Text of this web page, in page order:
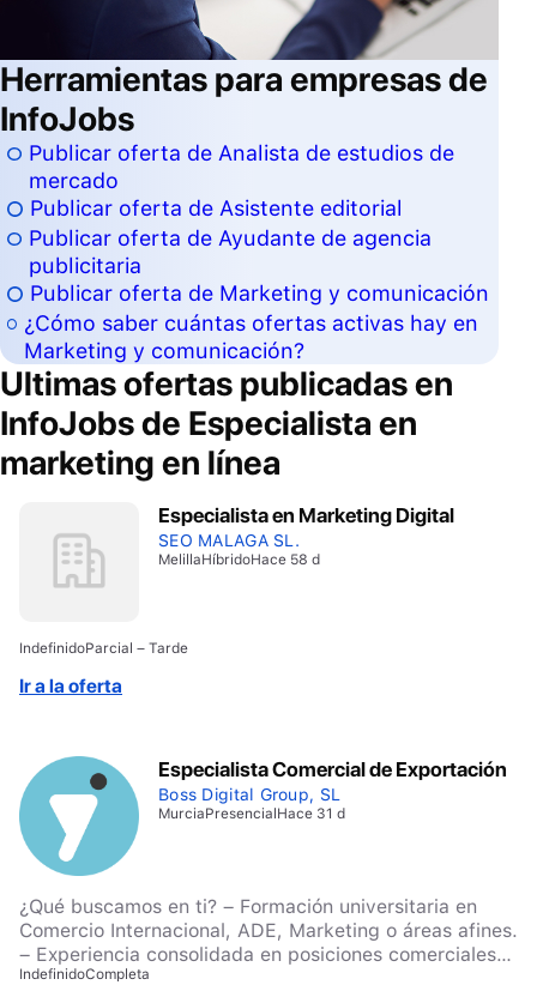
Herramientas para empresas de
InfoJobs
Publicar oferta de Analista de estudios de
mercado
Publicar oferta de Asistente editorial
Publicar oferta de Ayudante de agencia
publicitaria
Publicar oferta de Marketing y comunicación
¿Cómo saber cuántas ofertas activas hay en
Marketing y comunicación?
Ultimas ofertas publicadas en
InfoJobs de Especialista en
marketing en línea
Especialista en Marketing Digital
SEO MALAGA SL.
MelillaHíbridoHace 58 d
IndefinidoParcial – Tarde
Ir a la oferta
Especialista Comercial de Exportación
Boss Digital Group, SL
MurciaPresencialHace 31 d
¿Qué buscamos en ti? – Formación universitaria en
Comercio Internacional, ADE, Marketing o áreas afines.
– Experiencia consolidada en posiciones comerciales
de exportación o desarrollo de negocio internacional. –
IndefinidoCompleta